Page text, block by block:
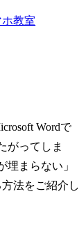
教室
Wordで
がってしま
埋まらない」
法をご紹介し